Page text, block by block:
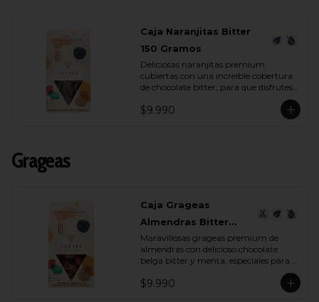
Caja Naranjitas Bitter
150 Gramos
Deliciosas naranjitas premium
cubiertas con una increíble cobertura
de chocolate bitter, para que disfrutes
espectacular sabor.
$9.990
Grageas
Caja Grageas
Almendras Bitter
Menta 150 Gramos
Maravillosas grageas premium de
almendras con delicioso chocolate
belga bitter y menta, especiales para
quieres.
$9.990